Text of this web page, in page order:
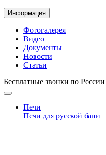
Информация
Фотогалерея
Видео
Документы
Новости
Статьи
Бесплатные звонки по России
Печи
Печи для русской бани